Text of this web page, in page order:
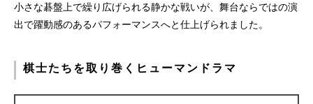
小さな碁盤上で繰り広げられる静かな戦いが、舞台ならではの演
出で躍動感のあるパフォーマンスへと仕上げられました。
棋士たちを取り巻くヒューマンドラマ